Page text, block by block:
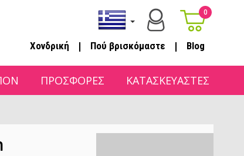
0
Χονδρική | Πού βρισκόμαστε | Blog
ΠΡΟΣΦΟΡΕΣ ΚΑΤΑΣΚΕΥΑΣΤΕΣ